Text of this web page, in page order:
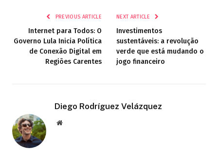
PREVIOUS ARTICLE
Internet para Todos: O
Governo Lula Inicia Política
de Conexão Digital em
Regiões Carentes
NEXT ARTICLE
Investimentos
sustentáveis: a revolução
verde que está mudando o
jogo financeiro
Diego Rodríguez Velázquez
Website